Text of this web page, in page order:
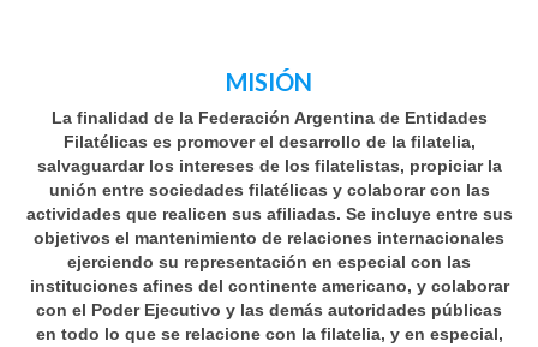
MISIÓN
La finalidad de la Federación Argentina de Entidades
Filatélicas es promover el desarrollo de la filatelia,
salvaguardar los intereses de los filatelistas, propiciar la
unión entre sociedades filatélicas y colaborar con las
actividades que realicen sus afiliadas. Se incluye entre sus
objetivos el mantenimiento de relaciones internacionales
ejerciendo su representación en especial con las
instituciones afines del continente americano, y colaborar
con el Poder Ejecutivo y las demás autoridades públicas
en todo lo que se relacione con la filatelia, y en especial,